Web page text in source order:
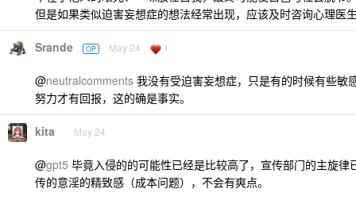
但是如果类似迫害妄想症的想法经常出现，应该及时咨询心理医
Srande OP May 24 1
@neutralcomments 我没有受迫害妄想症，只是有的时候有些敏
努力才有回报，这的确是事实。
kita May 24
@gpt5 毕竟入侵的的可能性已经是比较高了，宣传部门的主旋律
传的意淫的精致感（成本问题），不会有爽点。